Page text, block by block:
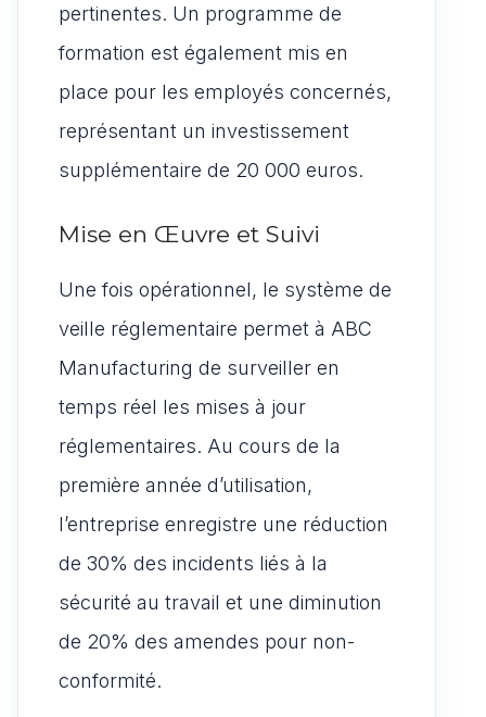
pertinentes. Un programme de
formation est également mis en
place pour les employés concernés,
représentant un investissement
supplémentaire de 20 000 euros.
Mise en Œuvre et Suivi
Une fois opérationnel, le système de
veille réglementaire permet à ABC
Manufacturing de surveiller en
temps réel les mises à jour
réglementaires. Au cours de la
première année d’utilisation,
l’entreprise enregistre une réduction
de 30% des incidents liés à la
sécurité au travail et une diminution
de 20% des amendes pour non-
conformité.